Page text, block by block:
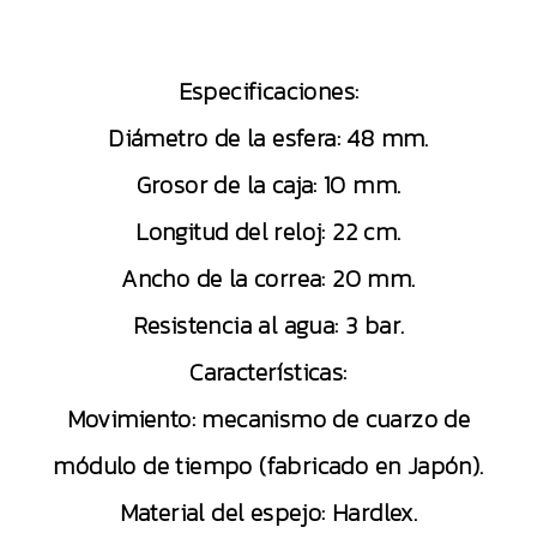
Especificaciones:
Diámetro de la esfera: 48 mm.
Grosor de la caja: 10 mm.
Longitud del reloj: 22 cm.
Ancho de la correa: 20 mm.
Resistencia al agua: 3 bar.
Características:
Movimiento: mecanismo de cuarzo de
módulo de tiempo (fabricado en Japón).
Material del espejo: Hardlex.